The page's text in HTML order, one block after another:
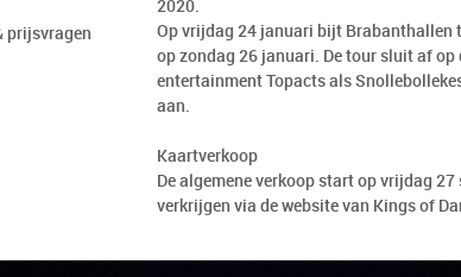
prijsvragen
2020.
Op vrijdag 24 januari bijt Brabanthallen
op zondag 26 januari. De tour sluit af
entertainment Topacts als
aan.
Kaartverkoop
De algemene verkoop start op vrijdag
verkrijgen via de website van Kings of